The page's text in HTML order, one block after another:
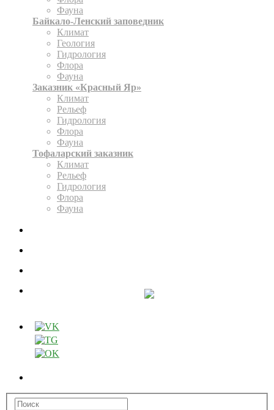
Фауна
Байкало-Ленский заповедник
Климат
Геология
Гидрология
Флора
Фауна
Заказник «Красный Яр»
Климат
Рельеф
Гидрология
Флора
Фауна
Тофаларский заказник
Климат
Рельеф
Гидрология
Флора
Фауна